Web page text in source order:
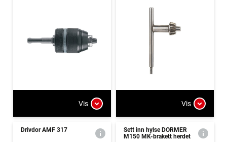
Vis Vis
Drivdor AMF 317
Sett inn hylse DORMER
M150 MK-brakett herdet